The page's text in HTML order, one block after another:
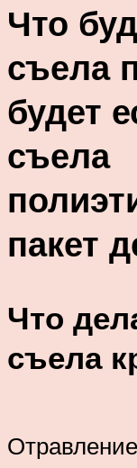
Что
съела
будет
съела
пакет
Что
съела